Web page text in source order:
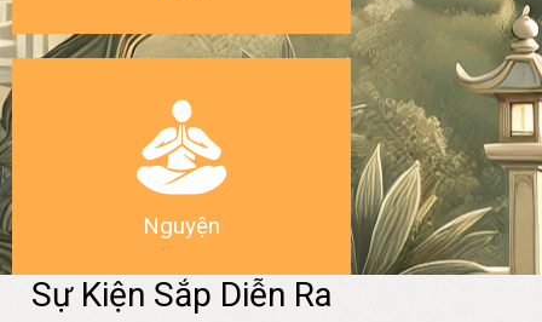
Nguyện
Sự Kiện Sắp Diễn Ra